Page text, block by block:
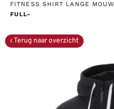
FITNESS SHIRT LANGE MOUW
FULL-